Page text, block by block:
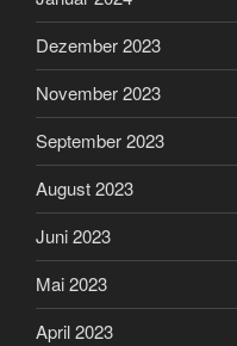
Dezember 2023
November 2023
September 2023
August 2023
Juni 2023
Mai 2023
April 2023